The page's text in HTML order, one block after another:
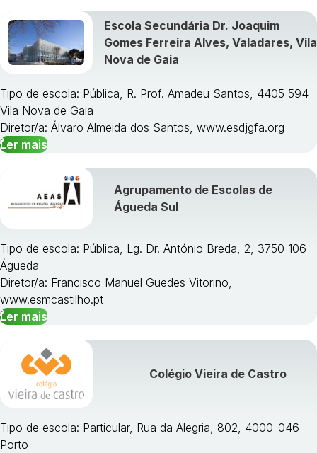
Escola Secundária Dr. Joaquim
Gomes Ferreira Alves, Valadares, Vila
Nova de Gaia
Tipo de escola: Pública, R. Prof. Amadeu Santos, 4405 594
Vila Nova de Gaia
Diretor/a: Álvaro Almeida dos Santos, www.esdjgfa.org
Ler mais
Agrupamento de Escolas de
Águeda Sul
Tipo de escola: Pública, Lg. Dr. António Breda, 2, 3750 106
Águeda
Diretor/a: Francisco Manuel Guedes Vitorino,
www.esmcastilho.pt
Ler mais
Colégio Vieira de Castro
Tipo de escola: Particular, Rua da Alegria, 802, 4000-046
Porto